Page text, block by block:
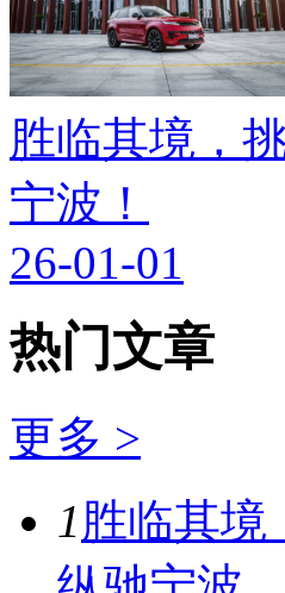
胜临其境，
宁波！
26-01-01
热门文章
更多 >
1胜临其境